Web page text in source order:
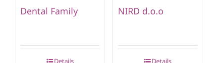
Dental Family
Details
NIRD d.o.o
Details